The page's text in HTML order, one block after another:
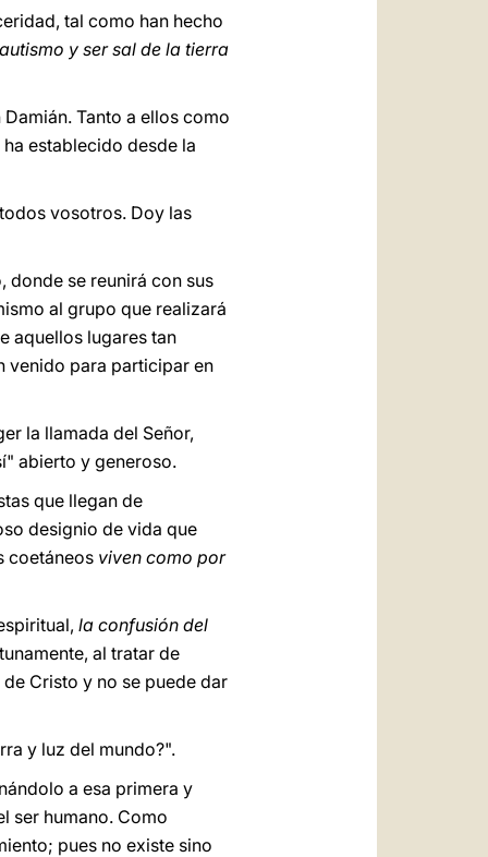
tal como han hecho
y ser sal de la tierra
Tanto a ellos como
establecido desde la
vosotros. Doy las
donde se reunirá con sus
al grupo que realizará
aquellos lugares tan
venido para participar en
la llamada del Señor,
abierto y generoso.
que llegan de
designio de vida que
coetáneos viven como por
la confusión del
al tratar de
Cristo y no se puede dar
y luz del mundo?".
a esa primera y
ser humano. Como
pues no existe sino